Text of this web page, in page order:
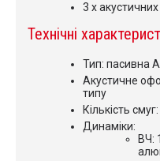
3 x
Технічні
Тип: пасивна
Акустичне
типу
Кількість
Динаміки:
ВЧ: